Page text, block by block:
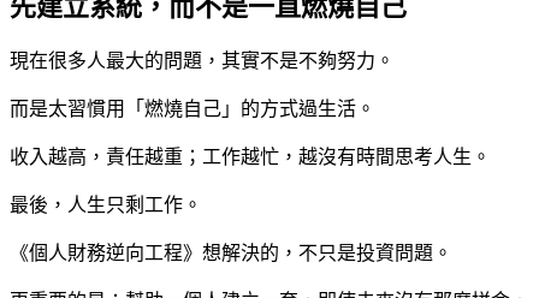
先建立系統，而不是一直燃燒自己
現在很多人最大的問題，其實不是不夠努力。
而是太習慣用「燃燒自己」的方式過生活。
收入越高，責任越重；工作越忙，越沒有時間思考人生。
最後，人生只剩工作。
《個人財務逆向工程》想解決的，不只是投資問題。